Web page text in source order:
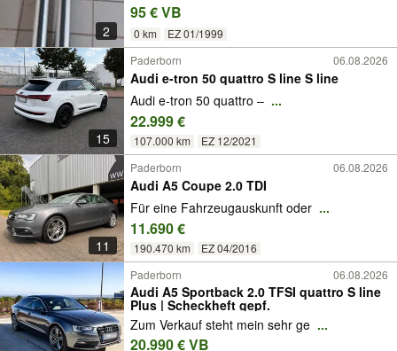
2
95 € VB
0 km EZ 01/1999
15
Paderborn 06.08.2026
Audi e-tron 50 quattro S line S line
Audi e-tron 50 quattro – ...
22.999 €
107.000 km EZ 12/2021
11
Paderborn 06.08.2026
Audi A5 Coupe 2.0 TDI
Für eine Fahrzeugauskunft oder ...
11.690 €
190.470 km
EZ 04/2016
Paderborn
06.08.2026
Audi A5 Sportback 2.0 TFSI quattro S line
Plus | Scheckheft gepf.
Zum Verkauf steht mein sehr ge ...
20.990 € VB